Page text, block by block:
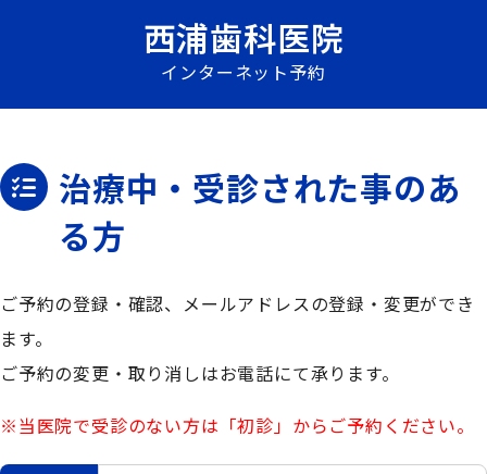
西浦歯科医院
インターネット予約
治療中・受診された事のあ
る方
ご予約の登録・確認、メールアドレスの登録・変更ができ
ます。
ご予約の変更・取り消しはお電話にて承ります。
※当医院で受診のない方は「初診」からご予約ください。